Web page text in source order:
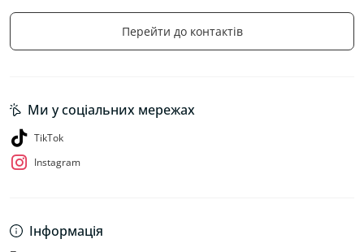
Перейти до контактів
Інформація
Ми у соціальних мережах
TikTok
Instagram